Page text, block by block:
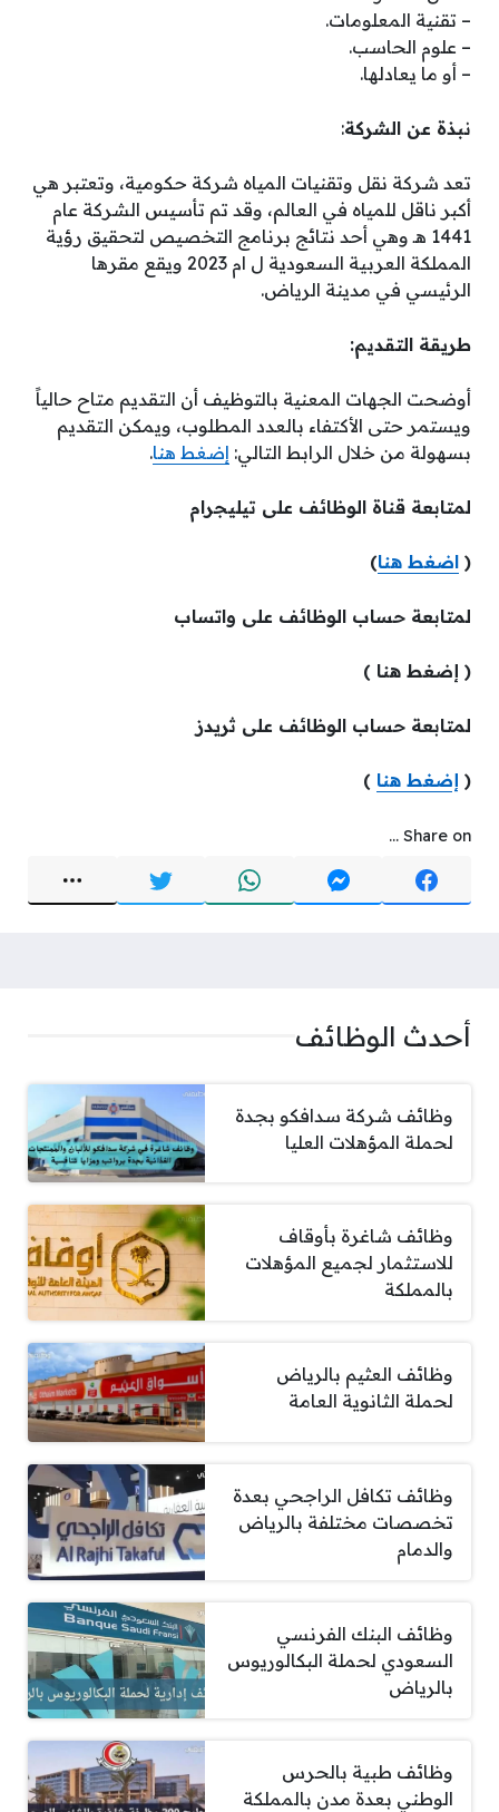
– تقنية المعلومات.
– علوم الحاسب.
– أو ما يعادلها.
نبذة عن الشركة:
تعد شركة نقل وتقنيات المياه شركة حكومية، وتعتبر هي
أكبر ناقل للمياه في العالم، وقد تم تأسيس الشركة عام
1441 هـ وهي أحد نتائج برنامج التخصيص لتحقيق رؤية
المملكة العربية السعودية ل ام 2023 ويقع مقرها
الرئيسي في مدينة الرياض.
طريقة التقديم:
أوضحت الجهات المعنية بالتوظيف أن التقديم متاح حالياً
ويستمر حتى الأكتفاء بالعدد المطلوب، ويمكن التقديم
بسهولة من خلال الرابط التالي: إضغط هنا.
لمتابعة قناة الوظائف على تيليجرام
( اضغط هنا)
لمتابعة حساب الوظائف على واتساب
( إضغط هنا )
لمتابعة حساب الوظائف على ثريدز
( إضغط هنا )
Share on ...
أحدث الوظائف
وظائف شركة سدافكو بجدة
لحملة المؤهلات العليا
وظائف شاغرة بأوقاف
للاستثمار لجميع المؤهلات
بالمملكة
وظائف العثيم بالرياض
لحملة الثانوية العامة
وظائف تكافل الراجحي بعدة
تخصصات مختلفة بالرياض
والدمام
وظائف البنك الفرنسي
السعودي لحملة البكالوريوس
بالرياض
وظائف طبية بالحرس
الوطني بعدة مدن بالمملكة